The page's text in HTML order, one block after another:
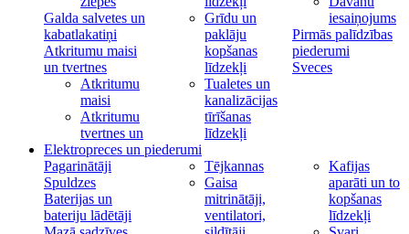
Galda salvetes un
kabatlakatiņi
Atkritumu maisi
un tvertnes
Atkritumu
maisi
Atkritumu
tvertnes un
Grīdu un
paklāju
kopšanas
līdzekļi
Tualetes un
kanalizācijas
tīrīšanas
līdzekļi
iesaiņojums
Pirmās palīdzības
piederumi
Sveces
Elektropreces un piederumi
Pagarinātāji
Spuldzes
Baterijas un
bateriju lādētāji
Tējkannas
Gaisa
mitrinātāji,
ventilatori,
Kafijas
aparāti un to
kopšanas
līdzekļi